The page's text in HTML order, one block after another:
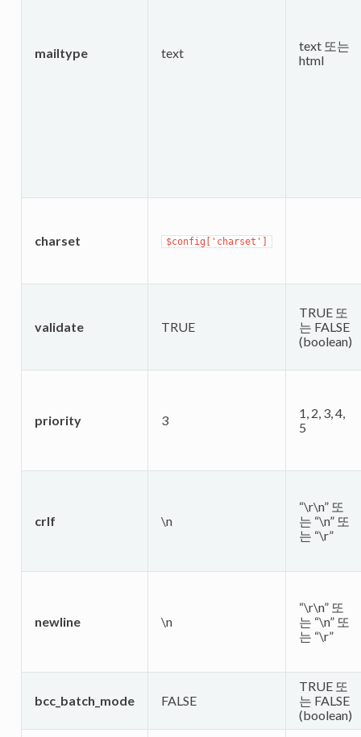
mailtype text
text 또는
html
charset $config['charset']
validate TRUE
TRUE 또
는 FALSE
(boolean)
priority 3
1, 2, 3, 4,
5
crlf \n
“\r\n” 또
는 “\n” 또
는 “\r”
newline \n
“\r\n” 또
는 “\n” 또
는 “\r”
bcc_batch_mode FALSE
TRUE 또
는 FALSE
(boolean)